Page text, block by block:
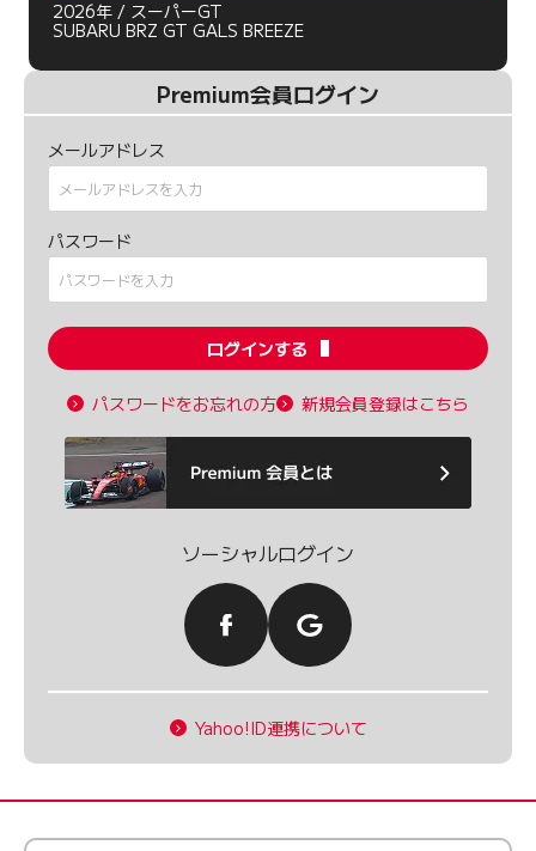
2026年 / スーパーGT
SUBARU BRZ GT GALS BREEZE
Premium会員ログイン
メールアドレス
パスワード
ログインする
パスワードをお忘れの方 新規会員登録はこちら
ソーシャルログイン
Yahoo!ID連携について